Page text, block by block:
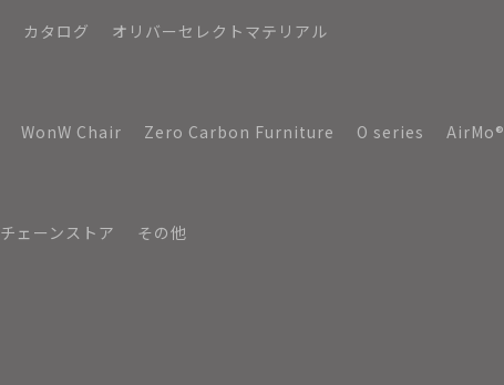
カタログ オリバーセレクトマテリアル
WonW Chair Zero Carbon Furniture O series AirMo®
チェーンストア その他